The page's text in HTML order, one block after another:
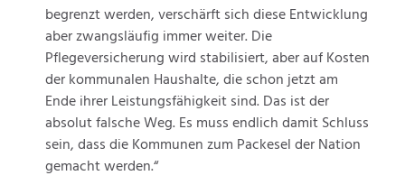
begrenzt werden, verschärft sich diese Entwicklung
aber zwangsläufig immer weiter. Die
Pflegeversicherung wird stabilisiert, aber auf Kosten
der kommunalen Haushalte, die schon jetzt am
Ende ihrer Leistungsfähigkeit sind. Das ist der
absolut falsche Weg. Es muss endlich damit Schluss
sein, dass die Kommunen zum Packesel der Nation
gemacht werden.“